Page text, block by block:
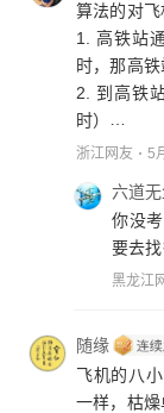
算法的对飞
1. 高铁站
时，那高
2. 到高铁
时）
这样算下来
东选浦东
场时间安
阳桃仙机
0分钟。
时左右。
浙江网友 5
六道无
你没
要去
黑龙江
随缘
飞机的八
一样，枯燥